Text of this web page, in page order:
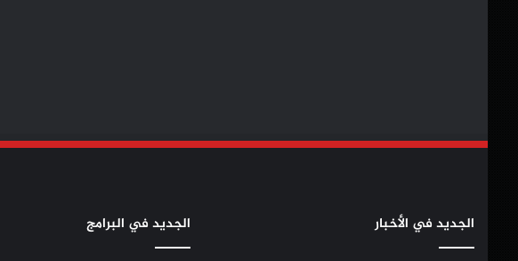
الجديد في الأخبار الجديد في البرامج